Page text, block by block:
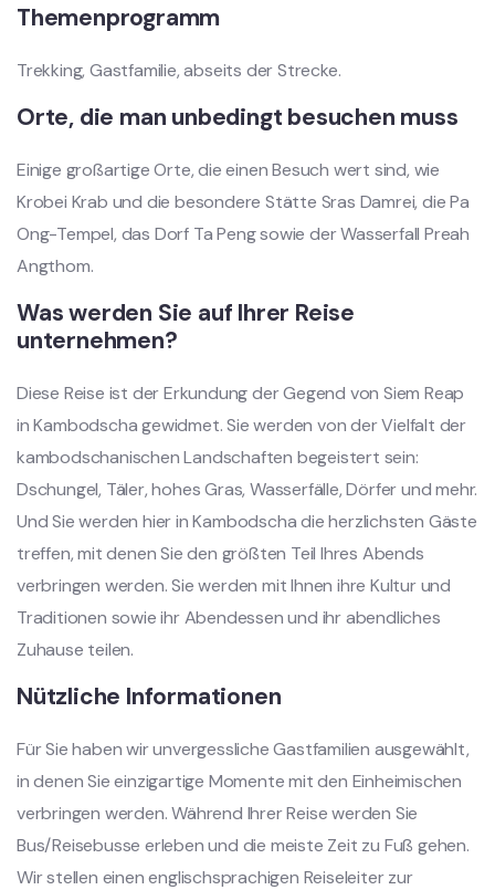
Themenprogramm
Trekking, Gastfamilie, abseits der Strecke.
Orte, die man unbedingt besuchen muss
Einige großartige Orte, die einen Besuch wert sind, wie
Krobei Krab und die besondere Stätte Sras Damrei, die Pa
Ong-Tempel, das Dorf Ta Peng sowie der Wasserfall Preah
Angthom.
Was werden Sie auf Ihrer Reise
unternehmen?
Diese Reise ist der Erkundung der Gegend von Siem Reap
in Kambodscha gewidmet. Sie werden von der Vielfalt der
kambodschanischen Landschaften begeistert sein:
Dschungel, Täler, hohes Gras, Wasserfälle, Dörfer und mehr.
Und Sie werden hier in Kambodscha die herzlichsten Gäste
treffen, mit denen Sie den größten Teil Ihres Abends
verbringen werden. Sie werden mit Ihnen ihre Kultur und
Traditionen sowie ihr Abendessen und ihr abendliches
Zuhause teilen.
Nützliche Informationen
Für Sie haben wir unvergessliche Gastfamilien ausgewählt,
in denen Sie einzigartige Momente mit den Einheimischen
verbringen werden. Während Ihrer Reise werden Sie
Bus/Reisebusse erleben und die meiste Zeit zu Fuß gehen.
Wir stellen einen englischsprachigen Reiseleiter zur